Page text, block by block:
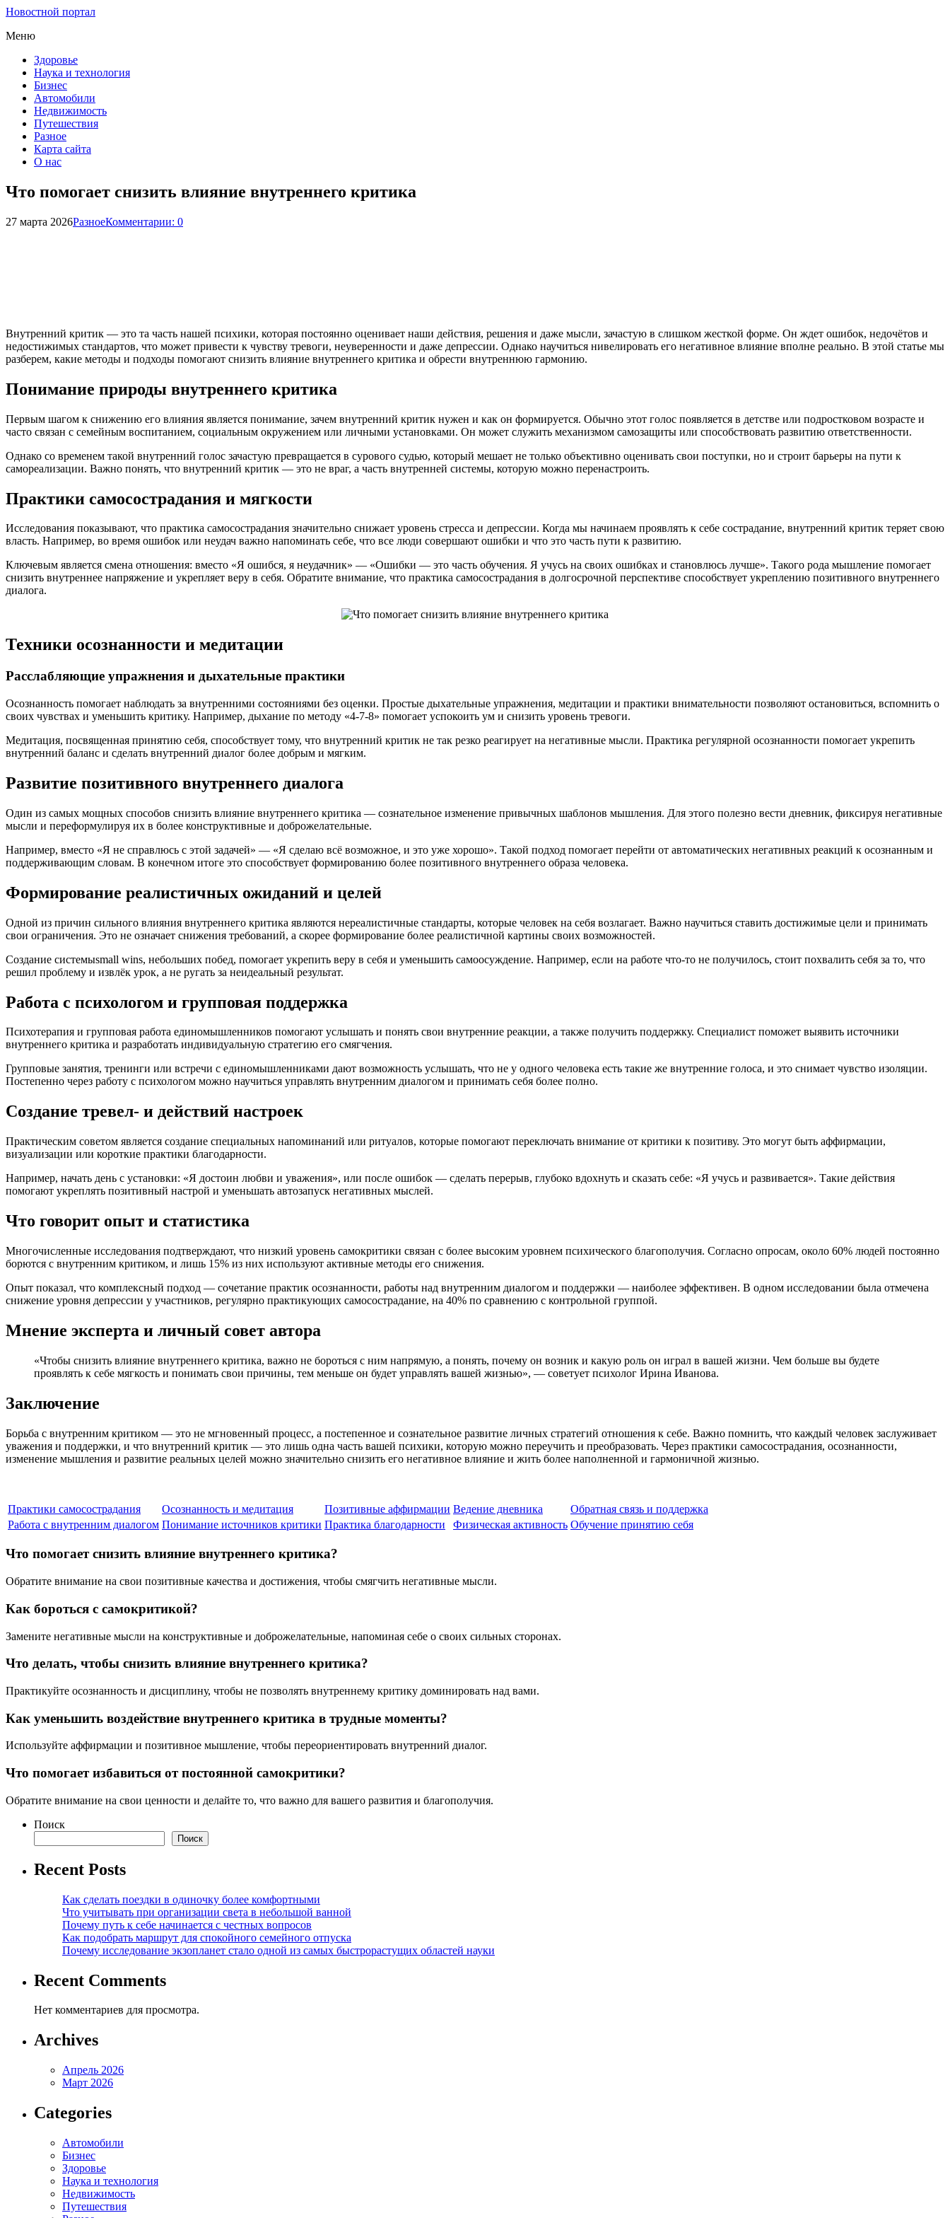
Новостной портал
Меню
Здоровье
Наука и технология
Бизнес
Автомобили
Недвижимость
Путешествия
Разное
Карта сайта
О нас
Что помогает снизить влияние внутреннего критика
27 марта 2026РазноеКомментарии: 0
Внутренний критик — это та часть нашей психики, которая постоянно оценивает наши действия, решения и даже мысли, зачастую в слишком жесткой форме. Он ждет ошибок, недочётов и
недостижимых стандартов, что может привести к чувству тревоги, неуверенности и даже депрессии. Однако научиться нивелировать его негативное влияние вполне реально. В этой статье мы
разберем, какие методы и подходы помогают снизить влияние внутреннего критика и обрести внутреннюю гармонию.
Понимание природы внутреннего критика
Первым шагом к снижению его влияния является понимание, зачем внутренний критик нужен и как он формируется. Обычно этот голос появляется в детстве или подростковом возрасте и
часто связан с семейным воспитанием, социальным окружением или личными установками. Он может служить механизмом самозащиты или способствовать развитию ответственности.
Однако со временем такой внутренний голос зачастую превращается в сурового судью, который мешает не только объективно оценивать свои поступки, но и строит барьеры на пути к
самореализации. Важно понять, что внутренний критик — это не враг, а часть внутренней системы, которую можно перенастроить.
Практики самосострадания и мягкости
Исследования показывают, что практика самосострадания значительно снижает уровень стресса и депрессии. Когда мы начинаем проявлять к себе сострадание, внутренний критик теряет свою
власть. Например, во время ошибок или неудач важно напоминать себе, что все люди совершают ошибки и что это часть пути к развитию.
Ключевым является смена отношения: вместо «Я ошибся, я неудачник» — «Ошибки — это часть обучения. Я учусь на своих ошибках и становлюсь лучше». Такого рода мышление помогает
снизить внутреннее напряжение и укрепляет веру в себя. Обратите внимание, что практика самосострадания в долгосрочной перспективе способствует укреплению позитивного внутреннего
диалога.
Техники осознанности и медитации
Расслабляющие упражнения и дыхательные практики
Осознанность помогает наблюдать за внутренними состояниями без оценки. Простые дыхательные упражнения, медитации и практики внимательности позволяют остановиться, вспомнить о
своих чувствах и уменьшить критику. Например, дыхание по методу «4-7-8» помогает успокоить ум и снизить уровень тревоги.
Медитация, посвященная принятию себя, способствует тому, что внутренний критик не так резко реагирует на негативные мысли. Практика регулярной осознанности помогает укрепить
внутренний баланс и сделать внутренний диалог более добрым и мягким.
Развитие позитивного внутреннего диалога
Один из самых мощных способов снизить влияние внутреннего критика — сознательное изменение привычных шаблонов мышления. Для этого полезно вести дневник, фиксируя негативные
мысли и переформулируя их в более конструктивные и доброжелательные.
Например, вместо «Я не справлюсь с этой задачей» — «Я сделаю всё возможное, и это уже хорошо». Такой подход помогает перейти от автоматических негативных реакций к осознанным и
поддерживающим словам. В конечном итоге это способствует формированию более позитивного внутреннего образа человека.
Формирование реалистичных ожиданий и целей
Одной из причин сильного влияния внутреннего критика являются нереалистичные стандарты, которые человек на себя возлагает. Важно научиться ставить достижимые цели и принимать
свои ограничения. Это не означает снижения требований, а скорее формирование более реалистичной картины своих возможностей.
Создание системыsmall wins, небольших побед, помогает укрепить веру в себя и уменьшить самоосуждение. Например, если на работе что-то не получилось, стоит похвалить себя за то, что
решил проблему и извлёк урок, а не ругать за неидеальный результат.
Работа с психологом и групповая поддержка
Психотерапия и групповая работа единомышленников помогают услышать и понять свои внутренние реакции, а также получить поддержку. Специалист поможет выявить источники
внутреннего критика и разработать индивидуальную стратегию его смягчения.
Групповые занятия, тренинги или встречи с единомышленниками дают возможность услышать, что не у одного человека есть такие же внутренние голоса, и это снимает чувство изоляции.
Постепенно через работу с психологом можно научиться управлять внутренним диалогом и принимать себя более полно.
Создание тревел- и действий настроек
Практическим советом является создание специальных напоминаний или ритуалов, которые помогают переключать внимание от критики к позитиву. Это могут быть аффирмации,
визуализации или короткие практики благодарности.
Например, начать день с установки: «Я достоин любви и уважения», или после ошибок — сделать перерыв, глубоко вдохнуть и сказать себе: «Я учусь и развивается». Такие действия
помогают укреплять позитивный настрой и уменьшать автозапуск негативных мыслей.
Что говорит опыт и статистика
Многочисленные исследования подтверждают, что низкий уровень самокритики связан с более высоким уровнем психического благополучия. Согласно опросам, около 60% людей постоянно
борются с внутренним критиком, и лишь 15% из них используют активные методы его снижения.
Опыт показал, что комплексный подход — сочетание практик осознанности, работы над внутренним диалогом и поддержки — наиболее эффективен. В одном исследовании была отмечена
снижение уровня депрессии у участников, регулярно практикующих самосострадание, на 40% по сравнению с контрольной группой.
Мнение эксперта и личный совет автора
«Чтобы снизить влияние внутреннего критика, важно не бороться с ним напрямую, а понять, почему он возник и какую роль он играл в вашей жизни. Чем больше вы будете
проявлять к себе мягкость и понимать свои причины, тем меньше он будет управлять вашей жизнью», — советует психолог Ирина Иванова.
Заключение
Борьба с внутренним критиком — это не мгновенный процесс, а постепенное и сознательное развитие личных стратегий отношения к себе. Важно помнить, что каждый человек заслуживает
уважения и поддержки, и что внутренний критик — это лишь одна часть вашей психики, которую можно переучить и преобразовать. Через практики самосострадания, осознанности,
изменение мышления и развитие реальных целей можно значительно снизить его негативное влияние и жить более наполненной и гармоничной жизнью.
Практики самосострадания Осознанность и медитация Позитивные аффирмации Ведение дневника
Обратная связь и поддержка
Работа с внутренним диалогом Понимание источников критики Практика благодарности Физическая активность Обучение принятию себя
Что помогает снизить влияние внутреннего критика?
Обратите внимание на свои позитивные качества и достижения, чтобы смягчить негативные мысли.
Как бороться с самокритикой?
Замените негативные мысли на конструктивные и доброжелательные, напоминая себе о своих сильных сторонах.
Что делать, чтобы снизить влияние внутреннего критика?
Практикуйте осознанность и дисциплину, чтобы не позволять внутреннему критику доминировать над вами.
Как уменьшить воздействие внутреннего критика в трудные моменты?
Используйте аффирмации и позитивное мышление, чтобы переориентировать внутренний диалог.
Что помогает избавиться от постоянной самокритики?
Обратите внимание на свои ценности и делайте то, что важно для вашего развития и благополучия.
Поиск
Поиск
Recent Posts
Как сделать поездки в одиночку более комфортными
Что учитывать при организации света в небольшой ванной
Почему путь к себе начинается с честных вопросов
Как подобрать маршрут для спокойного семейного отпуска
Почему исследование экзопланет стало одной из самых быстрорастущих областей науки
Recent Comments
Нет комментариев для просмотра.
Archives
Апрель 2026
Март 2026
Categories
Автомобили
Бизнес
Здоровье
Наука и технология
Недвижимость
Путешествия